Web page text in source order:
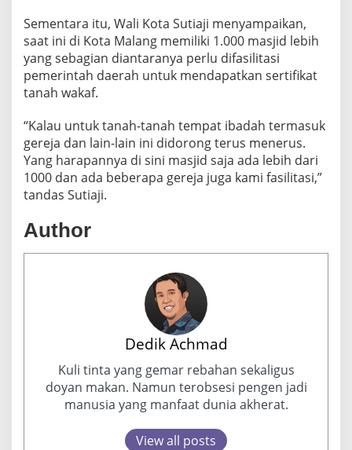
Sementara itu, Wali Kota Sutiaji menyampaikan,
saat ini di Kota Malang memiliki 1.000 masjid lebih
yang sebagian diantaranya perlu difasilitasi
pemerintah daerah untuk mendapatkan sertifikat
tanah wakaf.
“Kalau untuk tanah-tanah tempat ibadah termasuk
gereja dan lain-lain ini didorong terus menerus.
Yang harapannya di sini masjid saja ada lebih dari
1000 dan ada beberapa gereja juga kami fasilitasi,”
tandas Sutiaji.
Author
Dedik Achmad
Kuli tinta yang gemar rebahan sekaligus
doyan makan. Namun terobsesi pengen jadi
manusia yang manfaat dunia akherat.
View all posts